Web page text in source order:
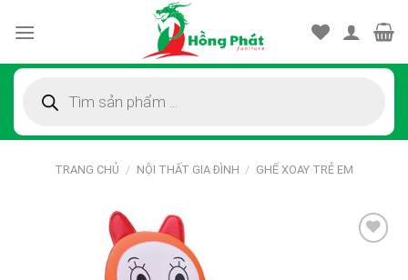
kiếm
TRANG CHỦ / NỘI THẤT GIA ĐÌNH / GHẾ XOAY TRẺ EM
Thêm